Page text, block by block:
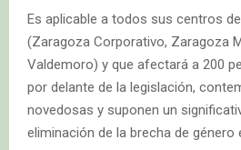
Es aplicable a todos sus centros
(Zaragoza Corporativo, Zaragoza
Valdemoro) y que afectará a 200
por delante de la legislación,
novedosas y suponen un
eliminación de la brecha de género